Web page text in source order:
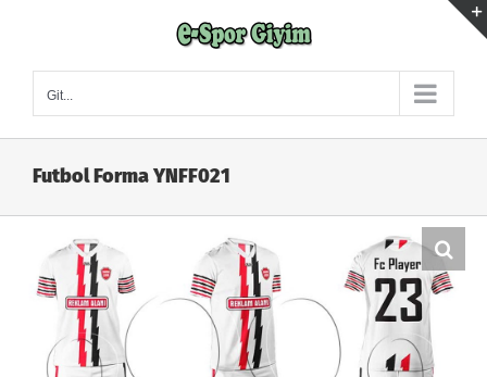
Git...
Futbol Forma YNFF021